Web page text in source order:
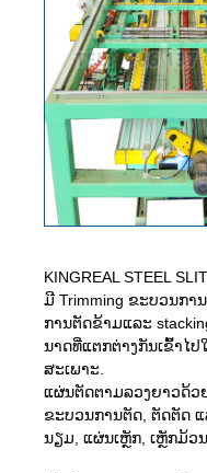
KINGREAL STEEL
ມີ Trimming ຂະບວນກາ
ການຕັດຂ້າມແລະ
ນາດທີ່ແຕກຕ່າງກັນເຂົ້າໄ
ສະເພາະ.
ແຜ່ນຕັດຕາມລວງຍາວດ້
ຂະບວນການຕັດ, ຕັດຕັດ
ນຽມ, ແຜ່ນເຫຼັກ, ເຫຼັກມ້ວ